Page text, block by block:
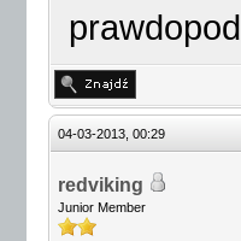
04-03-2013, 00:29
redviking
Junior Member